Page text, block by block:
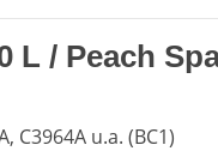
L / Peach
C3964A u.a. (BC1)